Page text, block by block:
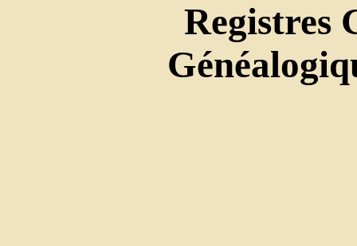
Registres